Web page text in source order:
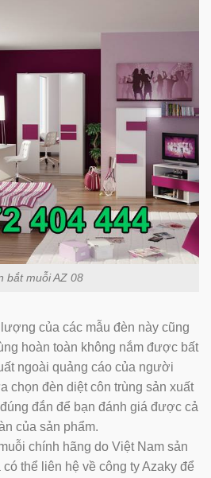
bắt muỗi AZ 08
của các mẫu đèn này cũng
hoàn toàn không nắm được bất
ngoài quảng cáo của người
chọn đèn diệt côn trùng sản xuất
đắn để bạn đánh giá được cả
của sản phẩm.
chính hãng do Việt Nam sản
thể liên hệ về công ty Azaky để